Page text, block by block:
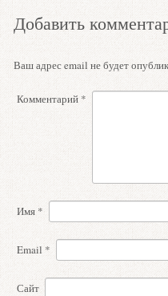
Добавить
Ваш адрес email не будет
Комментарий *
Имя *
Email *
Сайт